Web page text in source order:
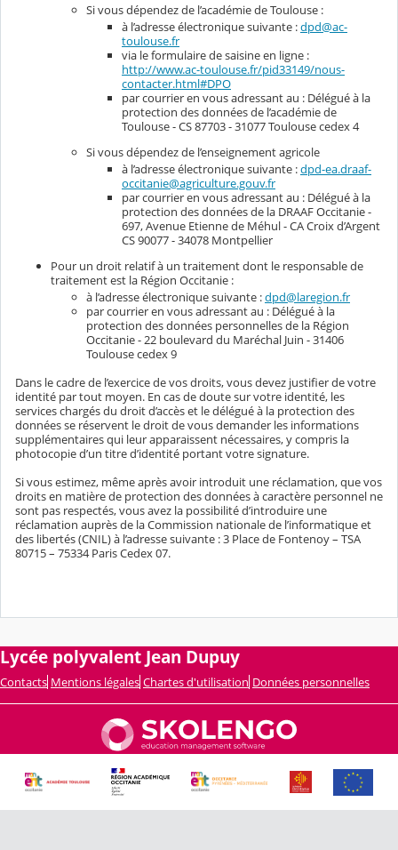
Si vous dépendez de l’académie de Toulouse :
à l’adresse électronique suivante :dpd@ac-
toulouse.fr
via le formulaire de saisine en ligne :
http://www.ac-toulouse.fr/pid33149/nous-
contacter.html#DPO
par courrier en vous adressant au : Délégué à la
protection des données de l’académie de
Toulouse - CS 87703 - 31077 Toulouse cedex 4
Si vous dépendez de l’enseignement agricole
à l’adresse électronique suivante :dpd-ea.draaf-
occitanie@agriculture.gouv.fr
par courrier en vous adressant au : Délégué à la
protection des données de la DRAAF Occitanie -
697, Avenue Etienne de Méhul - CA Croix d’Argent
CS 90077 - 34078 Montpellier
Pour un droit relatif à un traitement dont le responsable de
traitement est la Région Occitanie :
à l’adresse électronique suivante :dpd@laregion.fr
par courrier en vous adressant au : Délégué à la
protection des données personnelles de la Région
Occitanie - 22 boulevard du Maréchal Juin - 31406
Toulouse cedex 9
Dans le cadre de l’exercice de vos droits, vous devez justifier de votre
identité par tout moyen. En cas de doute sur votre identité, les
services chargés du droit d’accès et le délégué à la protection des
données se réservent le droit de vous demander les informations
supplémentaires qui leur apparaissent nécessaires, y compris la
photocopie d’un titre d’identité portant votre signature.
Si vous estimez, même après avoir introduit une réclamation, que vos
droits en matière de protection des données à caractère personnel ne
sont pas respectés, vous avez la possibilité d’introduire une
réclamation auprès de la Commission nationale de l’informatique et
des libertés (CNIL) à l’adresse suivante : 3 Place de Fontenoy – TSA
80715 – 75334 Paris Cedex 07.
Lycée polyvalent Jean Dupuy
Contacts Mentions légales Chartes d'utilisation Données personnelles